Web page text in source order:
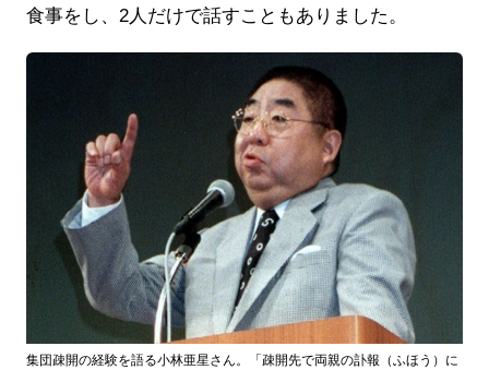
食事をし、2人だけで話すこともありました。
集団疎開の経験を語る小林亜星さん。「疎開先で両親の訃報（ふほう）に